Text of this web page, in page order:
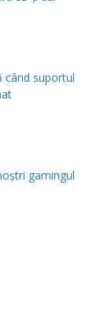
când suportul
gamingul